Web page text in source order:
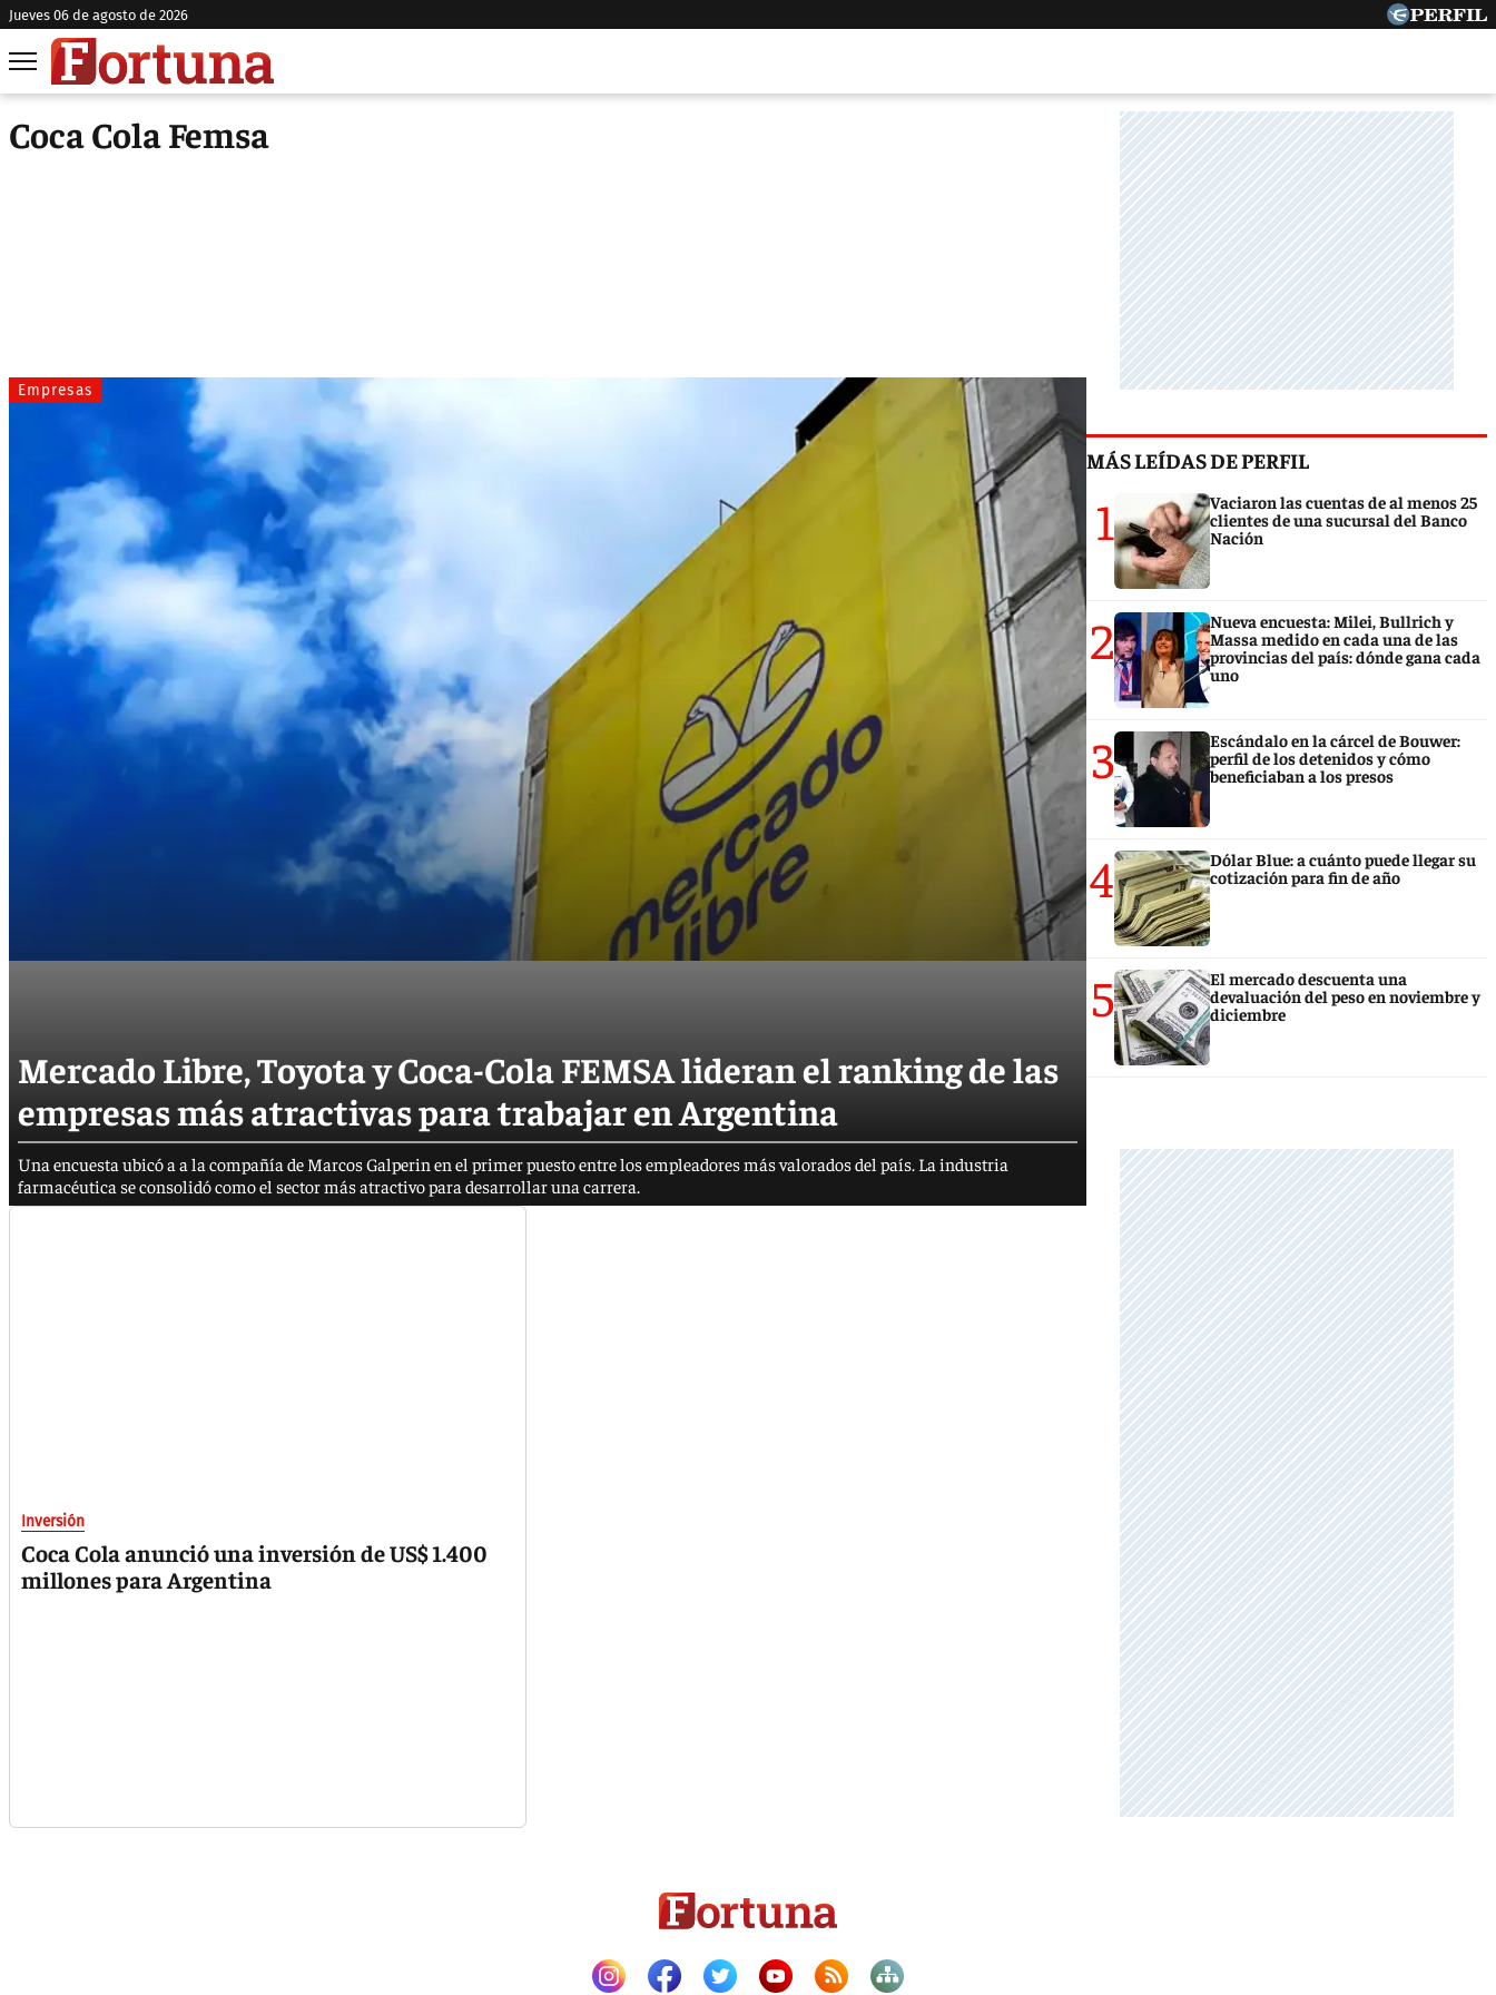
jueves 06 de agosto de 2026
Coca Cola Femsa
Empresas
Mercado Libre, Toyota y Coca-Cola FEMSA lideran el ranking de las
empresas más atractivas para trabajar en Argentina
Una encuesta ubicó a a la compañía de Marcos Galperin en el primer puesto entre los empleadores más valorados del país. La industria
farmacéutica se consolidó como el sector más atractivo para desarrollar una carrera.
Inversión
Coca Cola anunció una inversión de US$ 1.400
millones para Argentina
MÁS LEÍDAS DE PERFIL
1
Vaciaron las cuentas de al menos 25
clientes de una sucursal del Banco
Nación
2
Nueva encuesta: Milei, Bullrich y
Massa medido en cada una de las
provincias del país: dónde gana cada
uno
3
Escándalo en la cárcel de Bouwer:
perfil de los detenidos y cómo
beneficiaban a los presos
4
Dólar Blue: a cuánto puede llegar su
cotización para fin de año
5
El mercado descuenta una
devaluación del peso en noviembre y
diciembre